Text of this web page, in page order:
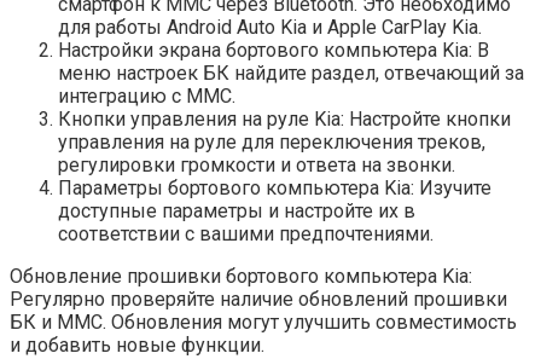
смартфон к ММС через Bluetooth. Это необходимо
для работы Android Auto Kia и Apple CarPlay Kia.
Настройки экрана бортового компьютера Kia: В
меню настроек БК найдите раздел, отвечающий за
интеграцию с ММС.
Кнопки управления на руле Kia: Настройте кнопки
управления на руле для переключения треков,
регулировки громкости и ответа на звонки.
Параметры бортового компьютера Kia: Изучите
доступные параметры и настройте их в
соответствии с вашими предпочтениями.
Обновление прошивки бортового компьютера Kia:
Регулярно проверяйте наличие обновлений прошивки
БК и ММС. Обновления могут улучшить совместимость
и добавить новые функции.